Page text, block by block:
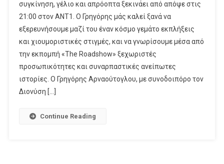
Αρναούτογλου
Για
Να
Περισσότερες
συγκίνηση, γέλιο και απρόοπτα ξεκινάει από απόψε στις
21:00 στον ΑΝΤ1. Ο Γρηγόρης μάς καλεί ξανά να
εξερευνήσουμε μαζί του έναν κόσμο γεμάτο εκπλήξεις
και χιουμοριστικές στιγμές, και να γνωρίσουμε μέσα από
την εκπομπή «The Roadshow» ξεχωριστές
προσωπικότητες και συναρπαστικές ανείπωτες
ιστορίες. Ο Γρηγόρης Αρναούτογλου, με συνοδοιπόρο τον
Διονύση […]
Continue Reading